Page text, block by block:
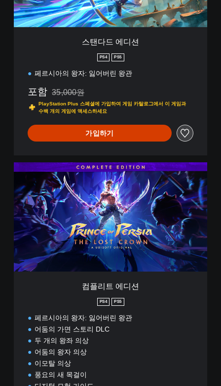
스탠다드 에디션
PS4 PS5
페르시아의 왕자: 잃어버린 왕관
포함 35,000원의 원래 가격에서 할인됨
35,000원
PlayStation Plus 스페셜에 가입하여 게임 카탈로그에서 이 게임과
수백 개의 게임에 액세스하세요
가입하기
컴
리
트
에
디
션
컴플리트 에디션
PS4 PS5
페르시아의 왕자: 잃어버린 왕관
어둠의 가면 스토리 DLC
두 개의 왕좌 의상
어둠의 왕자 의상
이모탈 의상
풍요의 새 목걸이